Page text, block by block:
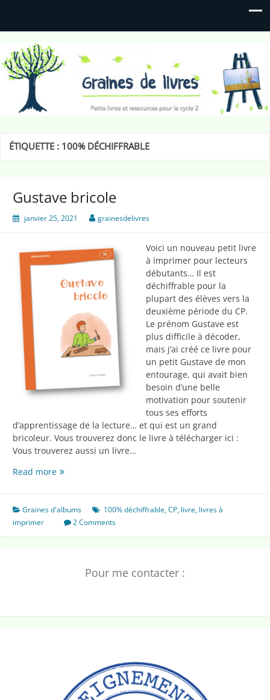
Graines de livres
Petits livres et ressources pour le cycle 2
ÉTIQUETTE : 100% DÉCHIFFRABLE
Gustave bricole
janvier 25, 2021 grainesdelivres
Voici un nouveau petit livre
à imprimer pour lecteurs
débutants… Il est
déchiffrable pour la
plupart des élèves vers la
deuxième période du CP.
Le prénom Gustave est
plus difficile à décoder,
mais j’ai créé ce livre pour
un petit Gustave de mon
entourage, qui avait bien
besoin d’une belle
motivation pour soutenir
tous ses efforts
d’apprentissage de la lecture… et qui est un grand
bricoleur. Vous trouverez donc le livre à télécharger ici :
Vous trouverez aussi un livre…
Read moreGustave
Graines d'albums 100% déchiffrable,CP, livre, livres à
imprimer
2 Comments
Pour me contacter :